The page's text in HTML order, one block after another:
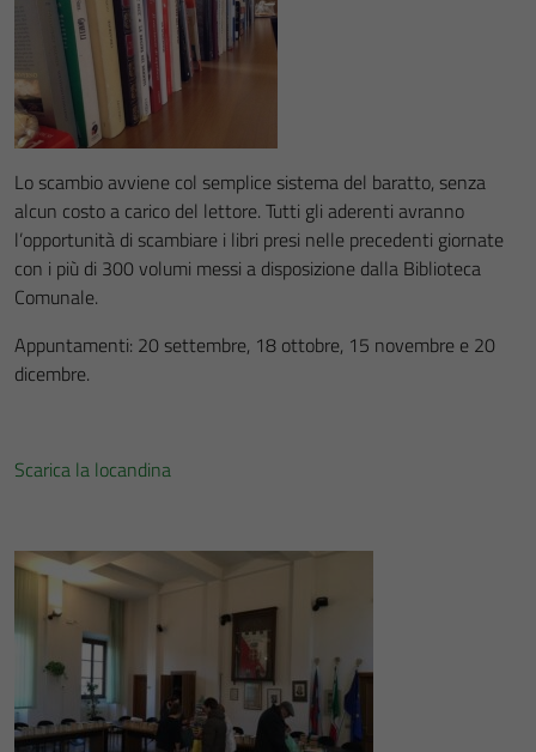
Lo scambio avviene col semplice sistema del baratto, senza
alcun costo a carico del lettore. Tutti gli aderenti avranno
l’opportunità di scambiare i libri presi nelle precedenti giornate
con i più di 300 volumi messi a disposizione dalla Biblioteca
Comunale.
Appuntamenti: 20 settembre, 18 ottobre, 15 novembre e 20
dicembre.
Scarica la locandina